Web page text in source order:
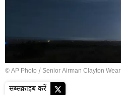
© AP Photo / Senior Airman Clayton Wear
सब्सक्राइब करें